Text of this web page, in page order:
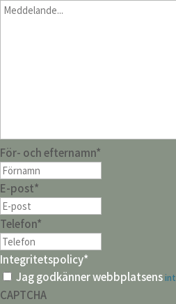
För- och efternamn*
E-post*
Telefon*
Integritetspolicy*
Jag godkänner webbplatsens
CAPTCHA